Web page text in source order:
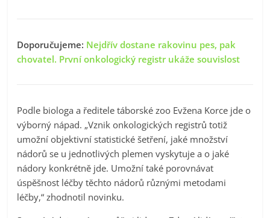
Doporučujeme: Nejdřív dostane rakovinu pes, pak
chovatel. První onkologický registr ukáže souvislost
Podle biologa a ředitele táborské zoo Evžena Korce jde o
výborný nápad. „Vznik onkologických registrů totiž
umožní objektivní statistické šetření, jaké množství
nádorů se u jednotlivých plemen vyskytuje a o jaké
nádory konkrétně jde. Umožní také porovnávat
úspěšnost léčby těchto nádorů různými metodami
léčby,“ zhodnotil novinku.